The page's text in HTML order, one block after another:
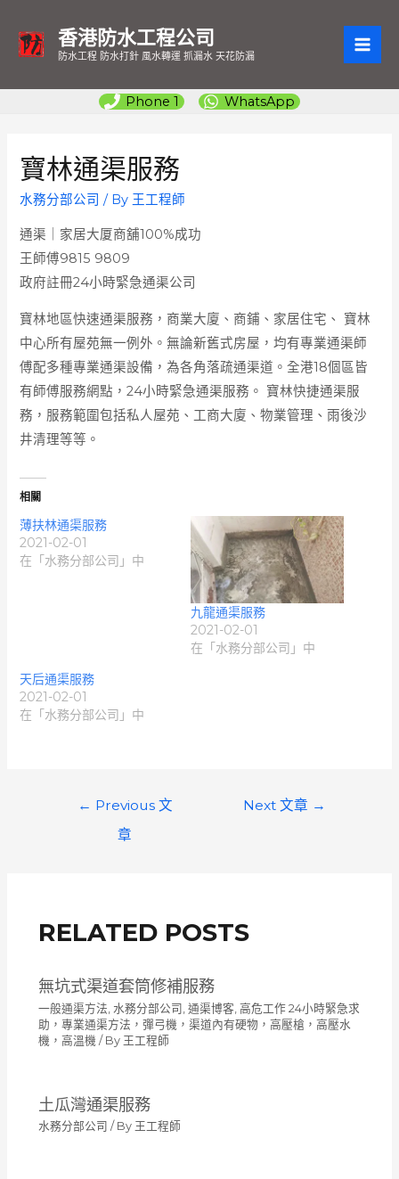
香港防水工程公司
防水工程 防水打針 風水轉運 抓漏水 天花防漏
Phone 1 WhatsApp
寶林通渠服務
水務分部公司 / By 王工程師
通渠｜家居大厦商舖100%成功
王師傅9815 9809
政府註冊24小時緊急通渠公司
寶林地區快速通渠服務，商業大廈、商鋪、家居住宅、 寶林
中心所有屋苑無一例外。無論新舊式房屋，均有專業通渠師
傅配多種專業通渠設備，為各角落疏通渠道。全港18個區皆
有師傅服務網點，24小時緊急通渠服務。 寶林快捷通渠服
務，服務範圍包括私人屋苑、工商大廈、物業管理、雨後沙
井清理等等。
相關
薄扶林通渠服務
2021-02-01
在「水務分部公司」中
九龍通渠服務
2021-02-01
在「水務分部公司」中
天后通渠服務
2021-02-01
在「水務分部公司」中
← Previous 文
章
Next 文章 →
RELATED POSTS
無坑式渠道套筒修補服務
一般通渠方法 水務分部公司 通渠博客 高危工作 24小時緊急求
助，專業通渠方法，彈弓機，渠道內有硬物，高壓槍，高壓水
機，高溫機 / By 王工程師
土瓜灣通渠服務
水務分部公司 / By 王工程師